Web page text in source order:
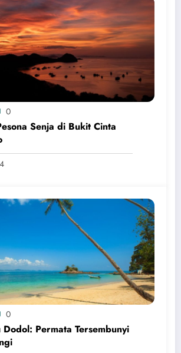
0
Senja di Bukit Cinta
0
Dodol: Permata Tersembunyi